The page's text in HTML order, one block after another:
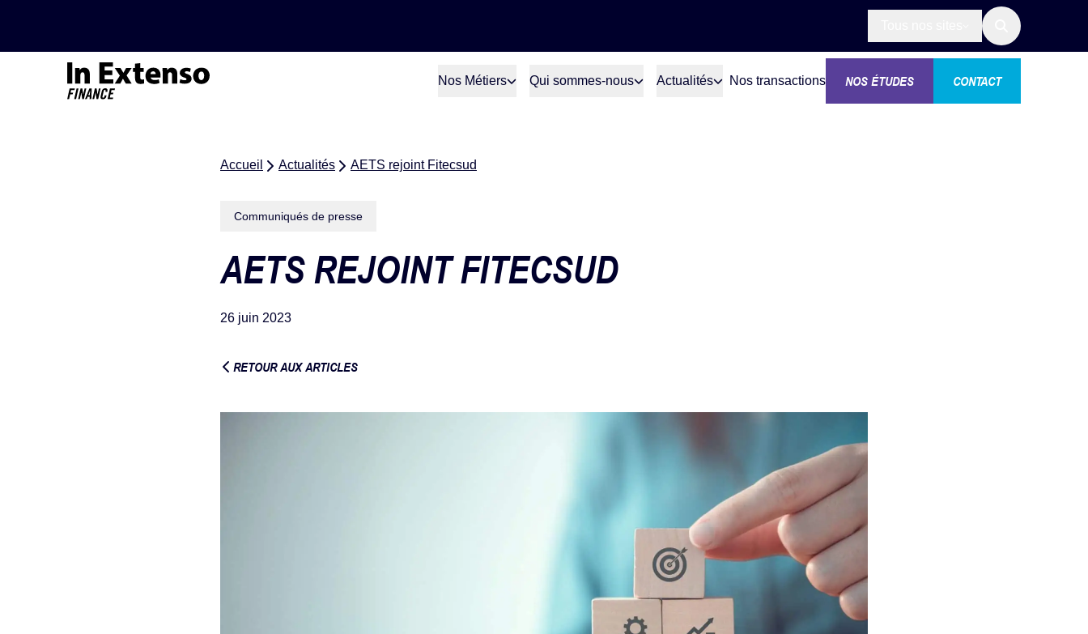
Nos Métiers Qui sommes-nous Actualités Nos transactions NOS ÉTUDES CONTACT
Accueil Actualités AETS rejoint Fitecsud
Communiqués de presse
AETS REJOINT FITECSUD
26 juin 2023
RETOUR AUX ARTICLES